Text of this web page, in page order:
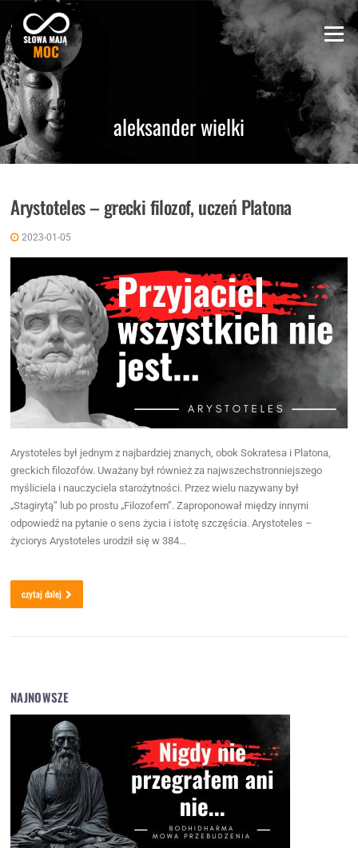
content
Menu
aleksander wielki
Arystoteles – grecki filozof, uczeń Platona
2023-01-05
Arystoteles był jednym z najbardziej znanych, obok Sokratesa i Platona,
greckich filozofów. Uważany był również za najwszechstronniejszego
myśliciela i nauczyciela starożytności. Przez wielu nazywany był
„Stagirytą” lub po prostu „Filozofem”. Zaproponował między innymi
odpowiedź na pytanie o sens życia i istotę szczęścia. Arystoteles –
życiorys Arystoteles urodził się w 384…
czytaj dalej
NAJNOWSZE